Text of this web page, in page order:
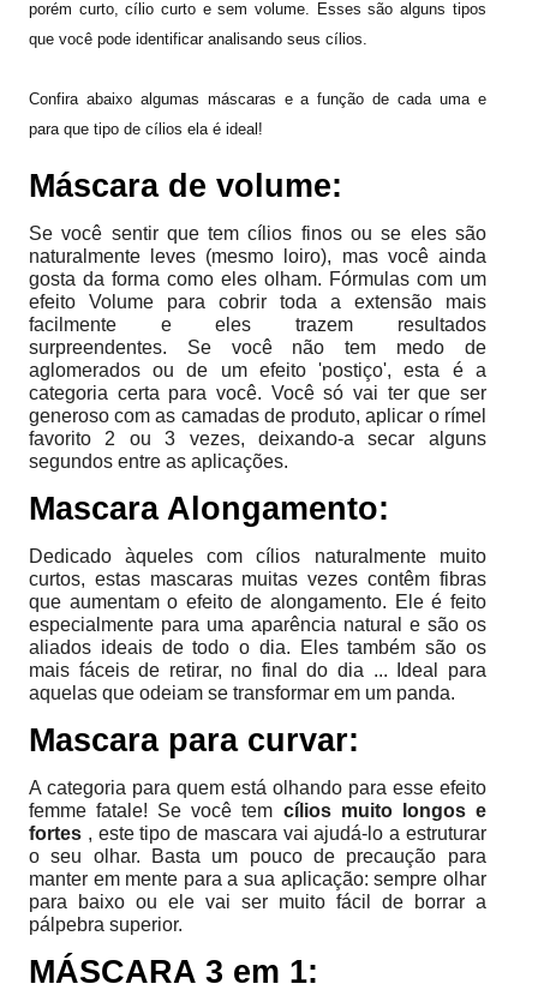
porém curto, cílio curto e sem volume. Esses são alguns tipos
que você pode identificar analisando seus cílios.
Confira abaixo algumas máscaras e a função de cada uma e
para que tipo de cílios ela é ideal!
Máscara de volume:
Se você sentir que tem cílios finos ou se eles são
naturalmente leves (mesmo loiro), mas você ainda
gosta da forma como eles olham. Fórmulas com um
efeito Volume para cobrir toda a extensão mais
facilmente e eles trazem resultados
surpreendentes. Se você não tem medo de
aglomerados ou de um efeito 'postiço', esta é a
categoria certa para você. Você só vai ter que ser
generoso com as camadas de produto, aplicar o rímel
favorito 2 ou 3 vezes, deixando-a secar alguns
segundos entre as aplicações.
Mascara Alongamento:
Dedicado àqueles com cílios naturalmente muito
curtos, estas mascaras muitas vezes contêm fibras
que aumentam o efeito de alongamento. Ele é feito
especialmente para uma aparência natural e são os
aliados ideais de todo o dia. Eles também são os
mais fáceis de retirar, no final do dia ... Ideal para
aquelas que odeiam se transformar em um panda.
Mascara para curvar:
A categoria para quem está olhando para esse efeito
femme fatale! Se você tem cílios muito longos e
fortes , este tipo de mascara vai ajudá-lo a estruturar
o seu olhar. Basta um pouco de precaução para
manter em mente para a sua aplicação: sempre olhar
para baixo ou ele vai ser muito fácil de borrar a
pálpebra superior.
MÁSCARA 3 em 1: